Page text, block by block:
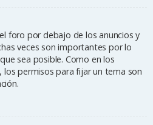
foro por debajo de los anuncios y
veces son importantes por lo
sea posible. Como en los
los permisos para fijar un tema son